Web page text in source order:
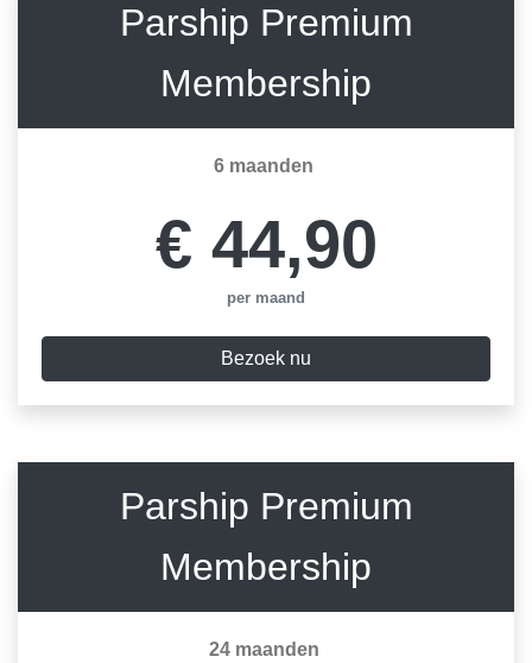
Parship Premium
Membership
6 maanden
€ 44,90
per maand
Bezoek nu
Parship Premium
Membership
24 maanden